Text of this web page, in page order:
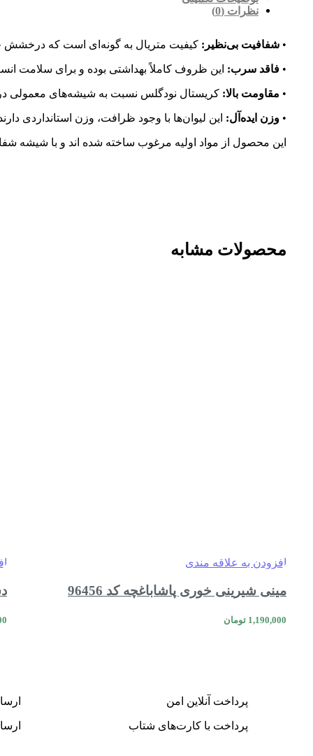
نظرات (0)
• شفافیت بی‌نظیر: کیفیت متریال به گونه‌ای است که درخشش
• فاقد سرب: این ظروف کاملاً بهداشتی بوده و برای سلامت
• مقاومت بالا: کریستال نودگلس نسبت به شیشه‌های معمولی
• وزن ایده‌آل: این لیوان‌ها با وجود ظرافت، وزن استانداردی
این محصول از مواد اولیه مرغوب ساخته شده اند و با شیشه شفاف 100٪ قوی، کف سنگین، قابل قرار گیری در فریزر و ماشین ظرفشویی، بدون لبه های
محصولات مشابه
افزودن به علاقه مندی
مینی شیرینی خوری پاشاباغچه کد 96456
1,190,000 تومان
پرداخت آنلاین امن
پرداخت با کارت‌های شتاب